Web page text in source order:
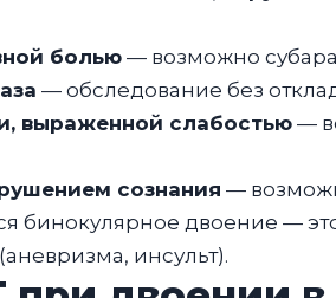
болью— возможно
— обследование без
выраженной слабостью —
сознания —
бинокулярное двоение —
инсульт).